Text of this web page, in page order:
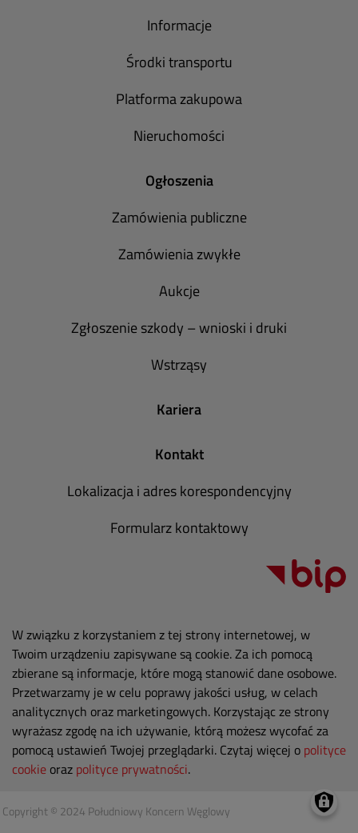
Informacje
Środki transportu
Platforma zakupowa
Nieruchomości
Ogłoszenia
Zamówienia publiczne
Zamówienia zwykłe
Aukcje
Zgłoszenie szkody – wnioski i druki
Wstrząsy
Kariera
Kontakt
Lokalizacja i adres korespondencyjny
Formularz kontaktowy
W związku z korzystaniem z tej strony internetowej, w
Twoim urządzeniu zapisywane są cookie. Za ich pomocą
zbierane są informacje, które mogą stanowić dane osobowe.
Przetwarzamy je w celu poprawy jakości usług, w celach
analitycznych oraz marketingowych. Korzystając ze strony
wyrażasz zgodę na ich używanie, którą możesz wycofać za
pomocą ustawień Twojej przeglądarki. Czytaj więcej o polityce
cookie oraz polityce prywatności.
Copyright © 2024 Południowy Koncern Węglowy